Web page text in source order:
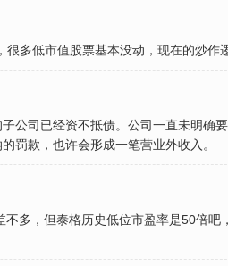
多低市值股票基本没动，现在的炒作
公司已经资不抵债。公司一直未明确
罚款，也许会形成一笔营业外收入。
多，但泰格历史低位市盈率是50倍